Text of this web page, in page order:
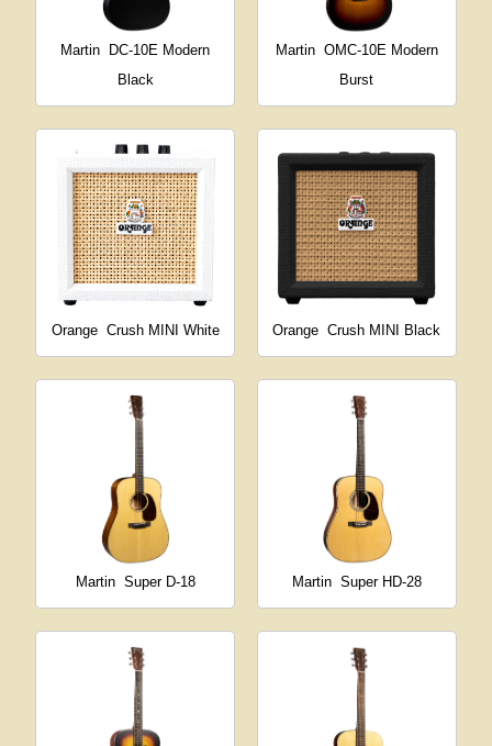
Martin
DC-10E Modern
Black
Martin OMC-10E Modern
Burst
Orange Crush MINI White Orange Crush MINI Black
Martin Super D-18 Martin Super HD-28